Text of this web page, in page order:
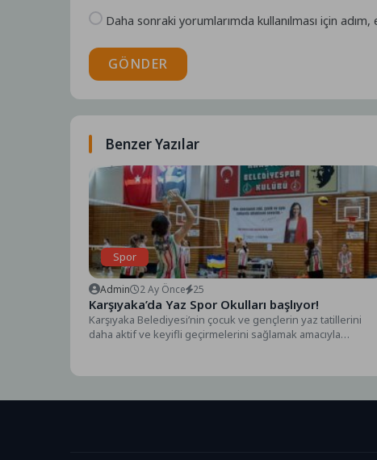
Daha sonraki yorumlarımda kullanılması için
GÖNDER
Benzer Yazılar
Spor
Admin 2 Ay Önce 25
Karşıyaka’da Yaz Spor Okulları başlıyor!
Karşıyaka Belediyesi’nin çocuk ve gençlerin yaz tatillerini
daha aktif ve keyifli geçirmelerini sağlamak amacıyla